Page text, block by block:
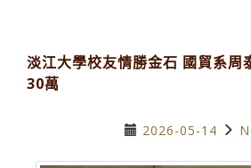
淡江大學校友情勝金石 國貿系周
30萬
2026-05-14